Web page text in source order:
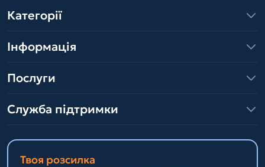
Категорії
Інформація
Послуги
Служба підтримки
Твоя розсилка